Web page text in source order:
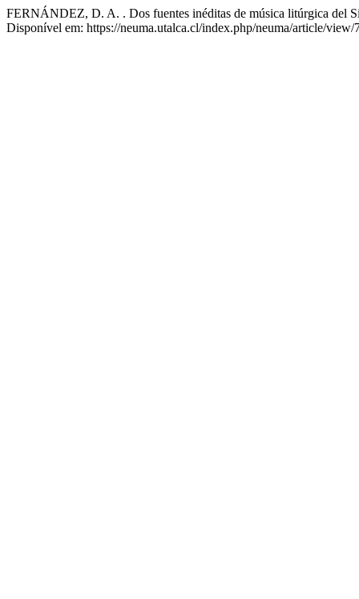
FERNÁNDEZ, D. A. . Dos fuentes inéditas de música litúrgica del
Disponível em: https://neuma.utalca.cl/index.php/neuma/article/view/